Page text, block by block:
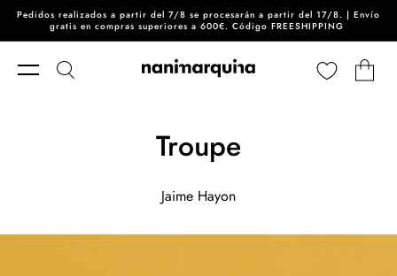
Ir directamente al contenido
Pedidos realizados a partir del 7/8 se procesarán a partir del 17/8. | Envío
gratis en compras superiores a 600€. Código FREESHIPPING
Carrito
Troupe
Jaime Hayon